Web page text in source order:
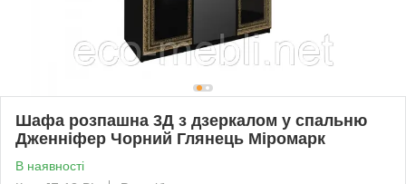
Шафа розпашна 3Д з дзеркалом у спальню
Дженніфер Чорний Глянець Міромарк
В наявності